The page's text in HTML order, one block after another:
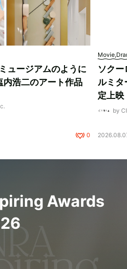
ュージアムのように
浩二のアート作品
0
ソク
ルミタ
定上映
by
Awards